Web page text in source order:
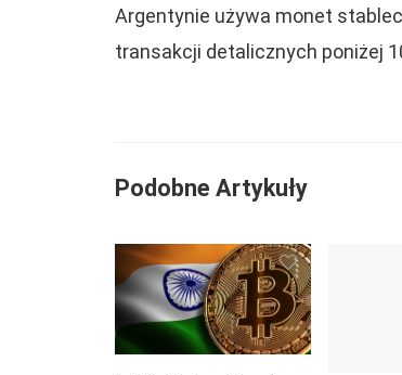
Argentynie używa monet
transakcji detalicznych poniżej
Podobne Artykuły